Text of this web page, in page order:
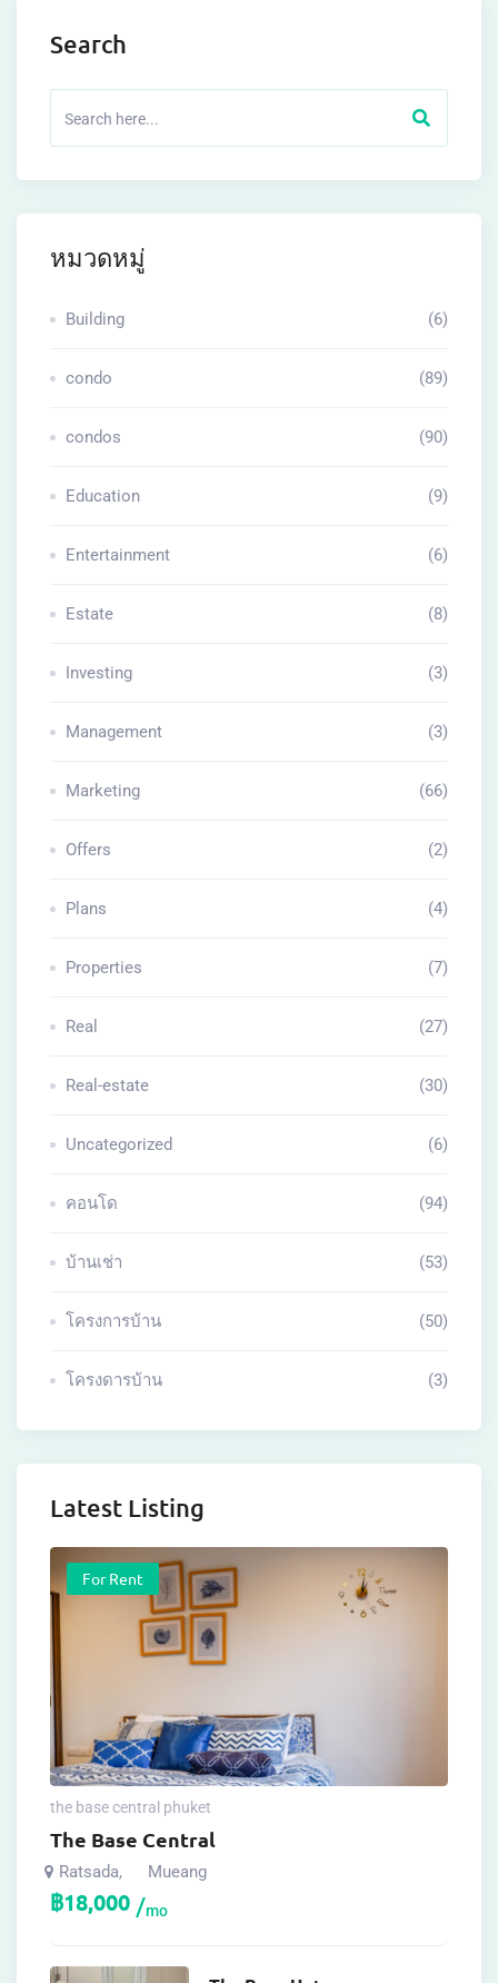
Search
หมวดหมู่
Building (6)
condo (89)
condos (90)
Education (9)
Entertainment (6)
Estate (8)
Investing (3)
Management (3)
Marketing (66)
Offers (2)
Plans (4)
Properties (7)
Real (27)
Real-estate (30)
Uncategorized (6)
คอนโด (94)
บ้านเช่า (53)
โครงการบ้าน (50)
โครงดารบ้าน (3)
Latest Listing
For Rent
the base central phuket
The Base Central
Ratsada, Mueang
฿18,000 mo